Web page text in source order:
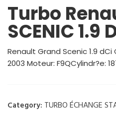
Turbo
SCENIC 1.9
Renault Grand Scenic 1.9 dCi
2003 Moteur: F9QCylindr?e:
Category: TURBO ÉCHANGE